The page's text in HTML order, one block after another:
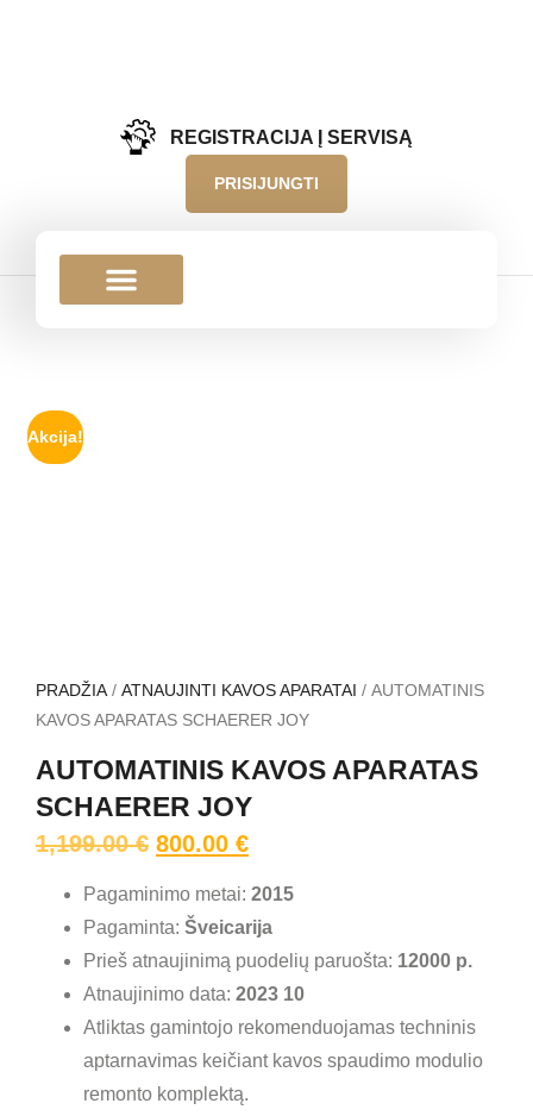
REGISTRACIJA Į SERVISĄ
PRISIJUNGTI
Akcija!
PRADŽIA / ATNAUJINTI KAVOS APARATAI / AUTOMATINIS
KAVOS APARATAS SCHAERER JOY
AUTOMATINIS KAVOS APARATAS
SCHAERER JOY
1,199.00€ 800.00 €
Pagaminimo metai: 2015
Pagaminta: Šveicarija
Prieš atnaujinimą puodelių paruošta: 12000 p.
Atnaujinimo data: 2023 10
Atliktas gamintojo rekomenduojamas techninis
aptarnavimas keičiant kavos spaudimo modulio
remonto komplektą.